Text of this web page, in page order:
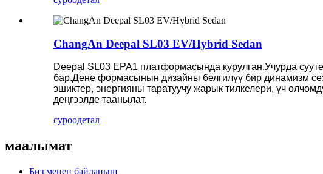
ChangAn Deepal SL03 EV/Hybrid Sedan
Deepal SL03 EPA1 платформасында курулган.Учурда
бар.Дене формасынын дизайны белгилүү бир динамизм
эшиктер, энергияны таратуучу жарык тилкелери, үч
деңгээлде таанылат.
суроодетал
маалымат
Биз менен байланыш